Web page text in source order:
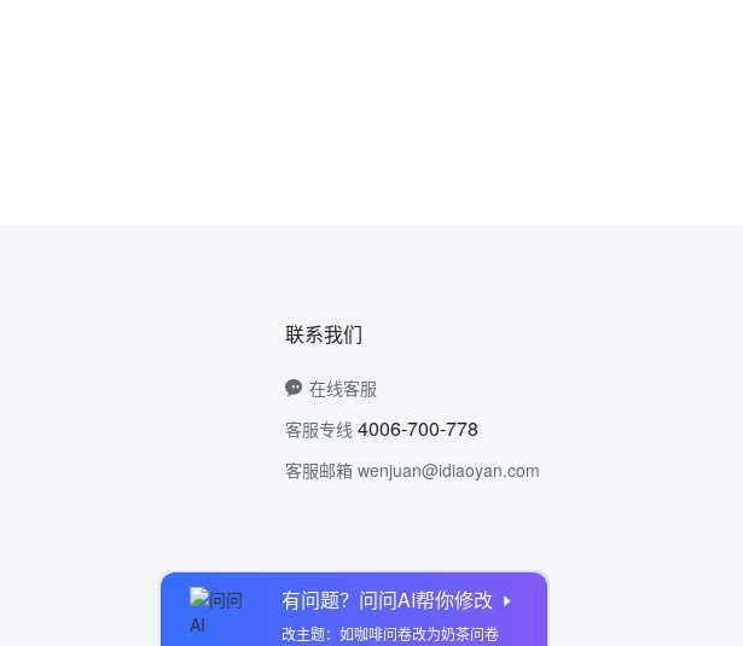
有问题？问问AI帮你修改
改主题：如咖啡问卷改为奶茶问卷
联系我们
在线客服
客服专线 4006-700-778
客服邮箱 wenjuan@idiaoyan.com
问卷网公众号